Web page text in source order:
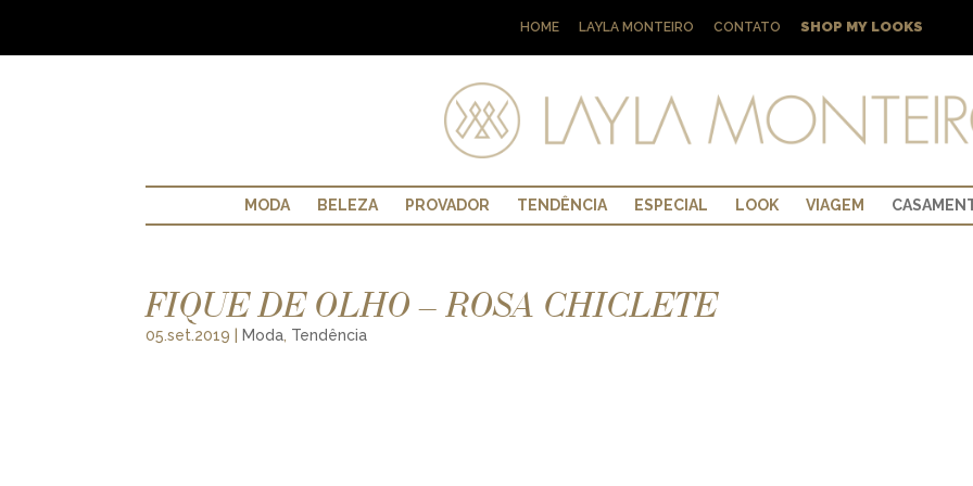
HOME LAYLA MONTEIRO CONTATO SHOP MY LOOKS
MODA BELEZA PROVADOR TENDÊNCIA ESPECIAL LOOK VIAGEM
FIQUE DE OLHO – ROSA CHICLETE
05.set.2019 Moda, Tendência